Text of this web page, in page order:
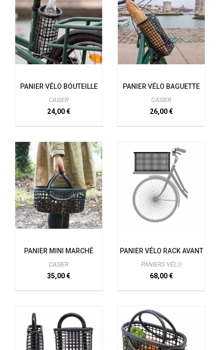
PANIER VÉLO BOUTEILLE
CASIER
24,00 €
PANIER VÉLO BAGUETTE
CASIER
26,00 €
PANIER MINI MARCHÉ
CASIER
35,00 €
PANIER VÉLO RACK AVANT
PANIERS VÉLO
68,00 €